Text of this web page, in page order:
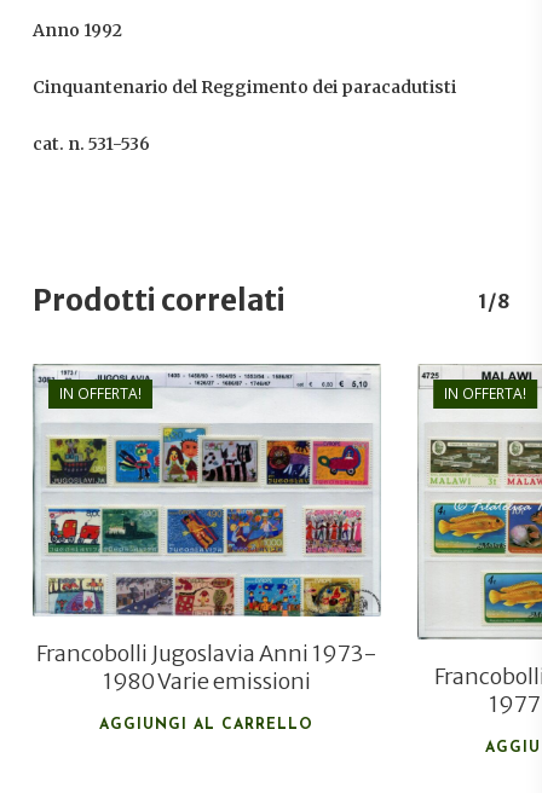
Anno 1992
Cinquantenario del Reggimento dei paracadutisti
cat. n. 531-536
Prodotti correlati 1/8
IN OFFERTA!
€6,80
€5,10
Francobolli Jugoslavia Anni 1973-
1980 Varie emissioni
AGGIUNGI AL CARRELLO
IN OFFERTA!